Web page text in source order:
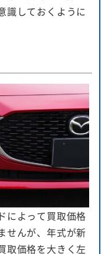
識しておくように
によって買取価格
せんが、年式が新
取価格を大きく左